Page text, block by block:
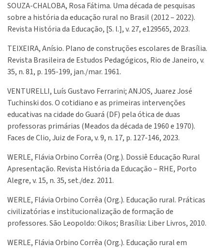
SOUZA-CHALOBA, Rosa Fátima. Uma década de pesquisas
sobre a história da educação rural no Brasil (2012 – 2022).
Revista História da Educação, [S. l.], v. 27, e129565, 2023.
TEIXEIRA, Anísio. Plano de construções escolares de Brasília.
Revista Brasileira de Estudos Pedagógicos, Rio de Janeiro, v.
35, n. 81, p. 195-199, jan./mar. 1961.
VENTURELLI, Luís Gustavo Ferrarini; ANJOS, Juarez José
Tuchinski dos. O cotidiano e as primeiras intervenções
educativas na cidade do Guará (DF) pela ótica de duas
professoras primárias (Meados da década de 1960 e 1970).
Faces de Clio, Juiz de Fora, v. 9, n. 17, p. 127-146, 2023.
WERLE, Flávia Orbino Corrêa (Org.). Dossiê Educação Rural
Apresentação. Revista História da Educação – RHE, Porto
Alegre, v. 15, n. 35, set./dez. 2011.
WERLE, Flávia Orbino Corrêa (Org.). Educação rural. Práticas
civilizatórias e institucionalização de formação de
professores. São Leopoldo: Oikos; Brasília: Liber Livros, 2010.
WERLE, Flávia Orbino Corrêa (Org.). Educação rural em